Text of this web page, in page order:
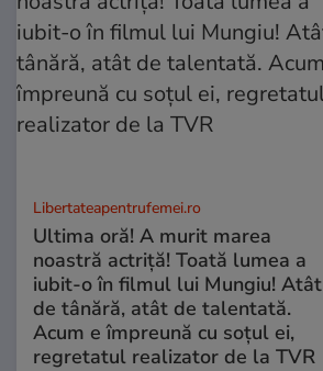
Libertateapentrufemei.ro
Ultima oră! A murit marea
noastră actriță! Toată lumea a
iubit-o în filmul lui Mungiu! Atât
de tânără, atât de talentată.
Acum e împreună cu soțul ei,
regretatul realizator de la TVR